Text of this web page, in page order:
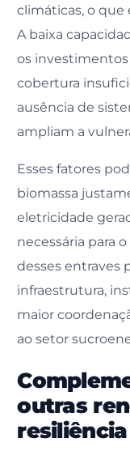
climáticas, o que
A baixa
os investimentos
cobertura
ausência de
ampliam a
Esses fatores
biomassa
eletricidade
necessária para
desses entraves
infraestrutura,
maior
ao setor
outras
resiliência